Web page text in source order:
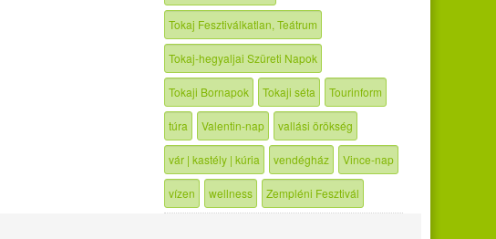
Tokaj Fesztiválkatlan, Teátrum
Tokaj-hegyaljai Szüreti Napok
Tokaji Bornapok Tokaji séta Tourinform
túra Valentin-nap vallási örökség
vár | kastély | kúria vendégház Vince-nap
vízen wellness Zempléni Fesztivál